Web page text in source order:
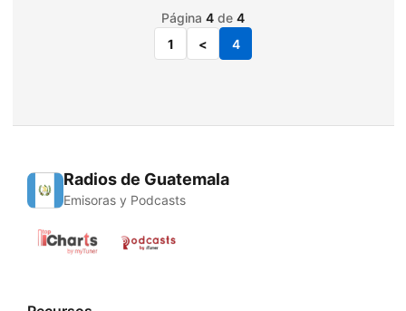
Página 4 de 4
1
< 4
Radios de Guatemala
Emisoras y Podcasts